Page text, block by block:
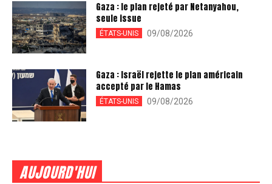
Gaza : le plan rejeté par Netanyahou,
seule issue
ÉTATS-UNIS 09/08/2026
Gaza : Israël rejette le plan américain
accepté par le Hamas
ÉTATS-UNIS 09/08/2026
AUJOURD'HUI